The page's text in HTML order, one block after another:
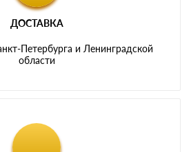
ДОСТАВКА
Петербурга и Ленинградской
области